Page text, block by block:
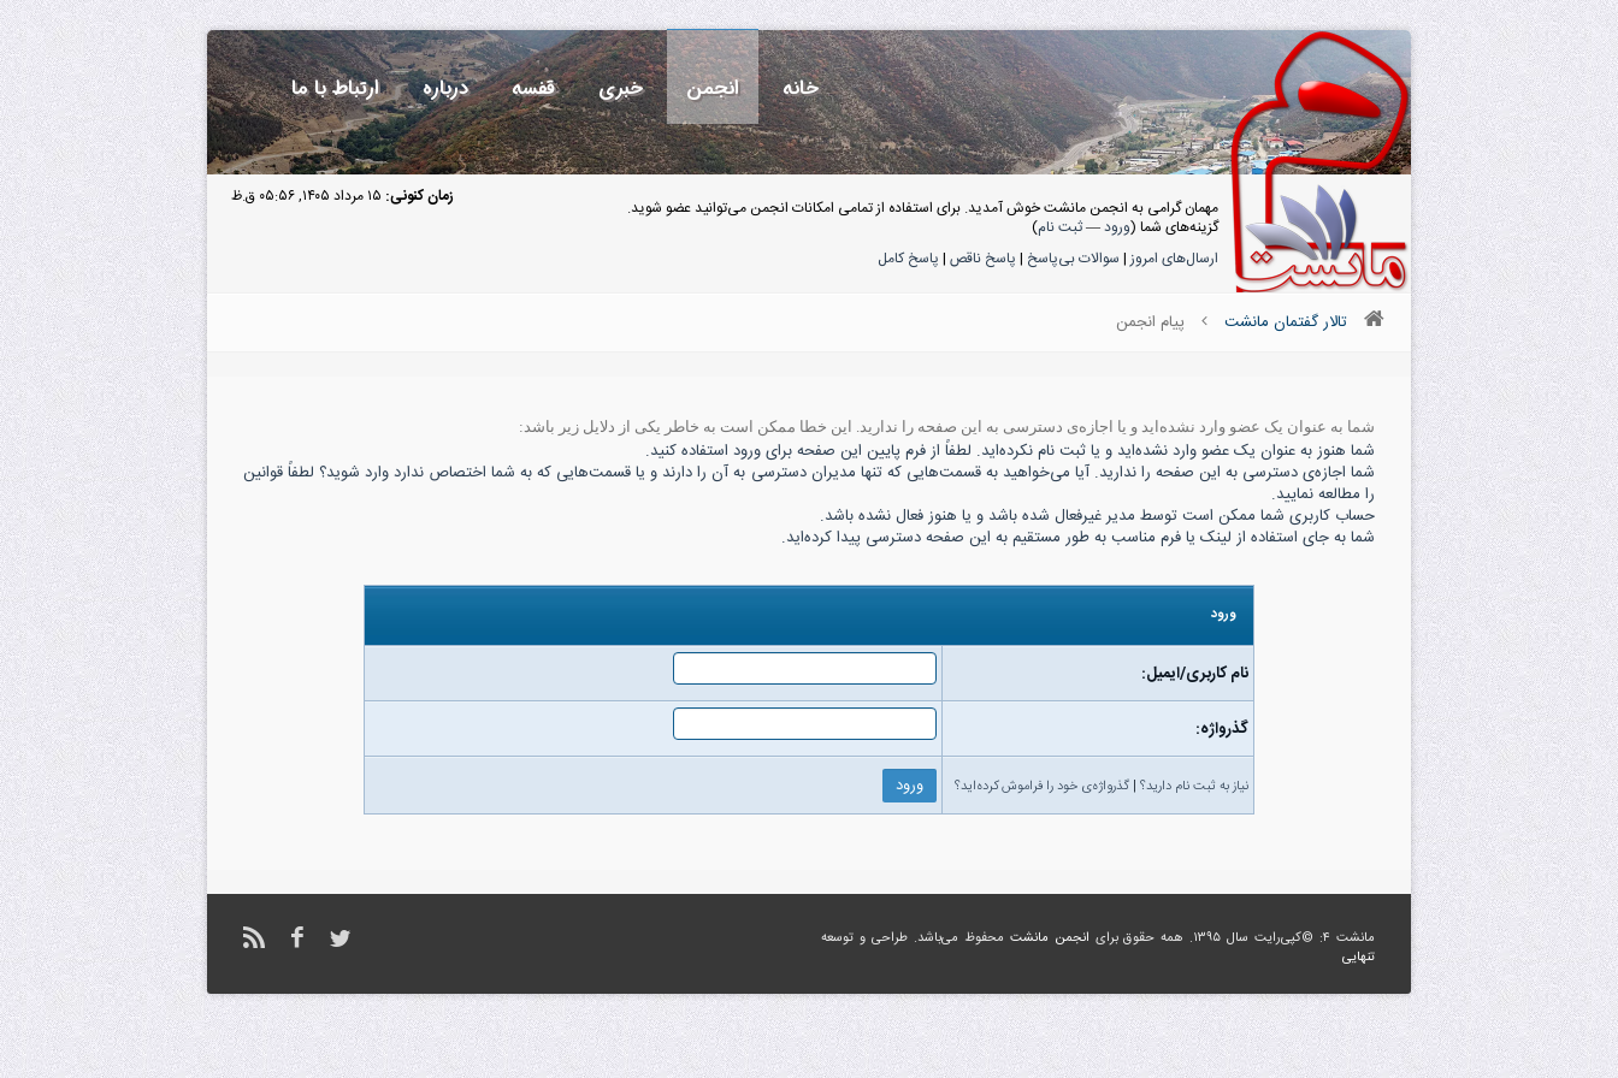
خانه انجمن خبری قفسه درباره ارتباط با ما
زمان کنونی: ۱۵ مرداد ۱۴۰۵, ۰۵:۵۶ ق.ظ
مهمان گرامی به انجمن مانشت خوش آمدید. برای استفاده از تمامی امکانات انجمن می‌توانید عضو شوید.
گزینه‌های شما (ورود—ثبت نام)
ارسال‌های امروز| سوالات بی‌پاسخ | پاسخ ناقص | پاسخ کامل
تالار گفتمان مانشت پیام انجمن
شما به عنوان یک عضو وارد نشده‌اید و یا اجازه‌ی دسترسی به این صفحه را ندارید. این خطا ممکن است به خاطر یکی از دلایل زیر باشد:
شما هنوز به عنوان یک عضو وارد نشده‌اید و یا ثبت نام نکرده‌اید. لطفاً از فرم پایین این صفحه برای ورود استفاده کنید.
شما اجازه‌ی دسترسی به این صفحه را ندارید. آیا می‌خواهید به قسمت‌هایی که تنها مدیران دسترسی به آن را دارند و یا قسمت‌هایی که به شما اختصاص ندارد وارد شوید؟ لطفاً قوانین
را مطالعه نمایید.
حساب کاربری شما ممکن است توسط مدیر غیرفعال شده باشد و یا هنوز فعال نشده باشد.
شما به جای استفاده از لینک یا فرم مناسب به طور مستقیم به این صفحه دسترسی پیدا کرده‌اید.
ورود
نام کاربری/ایمیل:
گذرواژه‌:
نیاز به ثبت نام دارید؟ | گذرواژه‌ی خود را فراموش کرده‌اید؟
مانشت ۴: ©کپی‌رایت سال ۱۳۹۵. همه حقوق برای انجمن مانشت محفوظ می‌باشد. طراحی و توسعه
تنهایی